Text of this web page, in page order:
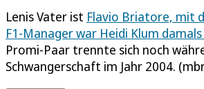
Lenis Vater ist Flavio Briatore, mit
F1-Manager war Heidi Klum
Promi-Paar trennte sich noch
Schwangerschaft im Jahr 2004.